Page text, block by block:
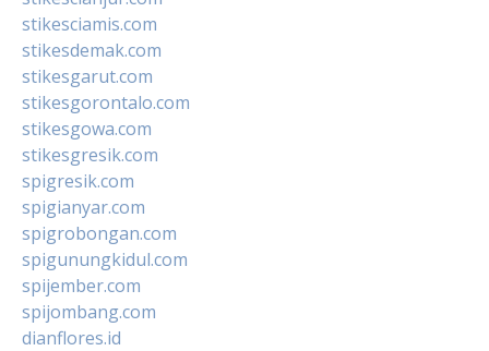
stikesciamis.com
stikesdemak.com
stikesgarut.com
stikesgorontalo.com
stikesgowa.com
stikesgresik.com
spigresik.com
spigianyar.com
spigrobongan.com
spigunungkidul.com
spijember.com
spijombang.com
dianflores.id